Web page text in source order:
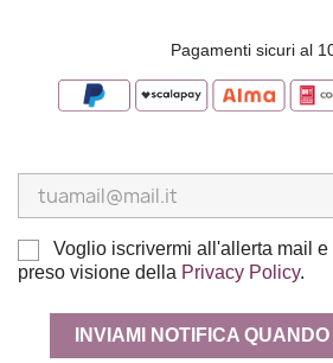
Pagamenti sicuri al
Voglio iscrivermi all'allerta mail e
preso visione della Privacy Policy.
INVIAMI NOTIFICA